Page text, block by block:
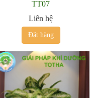
TT07
Liên hệ
Đặt hàng